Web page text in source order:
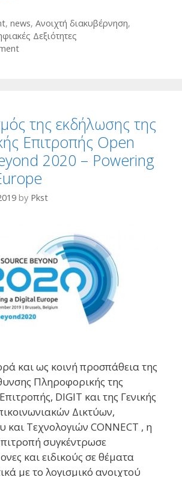
, news, Ανοιχτή διακυβέρνηση,
Δεξιότητες
της εκδήλωσης της
Επιτροπής Open
2020 – Powering
by Pkst
και ως κοινή προσπάθεια της
Πληροφορικής της
DIGIT και της Γενικής
Δικτύων,
και Τεχνολογιών CONNECT , η
συγκέντρωσε
και ειδικούς σε θέματα
με το λογισμικό ανοιχτού